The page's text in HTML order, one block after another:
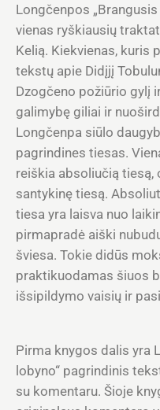
Longčenpos
vienas ryškiausių
Kelią. Kiekvienas, kuris
tekstų apie Didįjį
Dzogčeno požiūrio gylį
galimybę giliai ir
Longčenpa siūlo
pagrindines tiesas.
reiškia absoliučią tiesą,
santykinę tiesą.
tiesa yra laisva nuo
pirmapradė aiški
šviesa. Tokie didūs
praktikuodamas šiuos
išsipildymo vaisių ir
Pirma knygos dalis yra
lobyno“ pagrindinis
su komentaru. Šioje